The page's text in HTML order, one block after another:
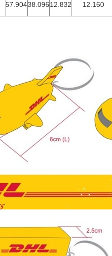
57.90438.09612.832 12.160